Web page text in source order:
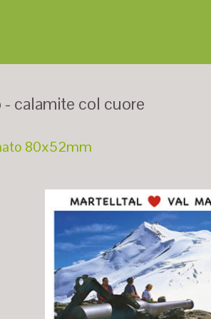
calamite col cuore
80x52mm